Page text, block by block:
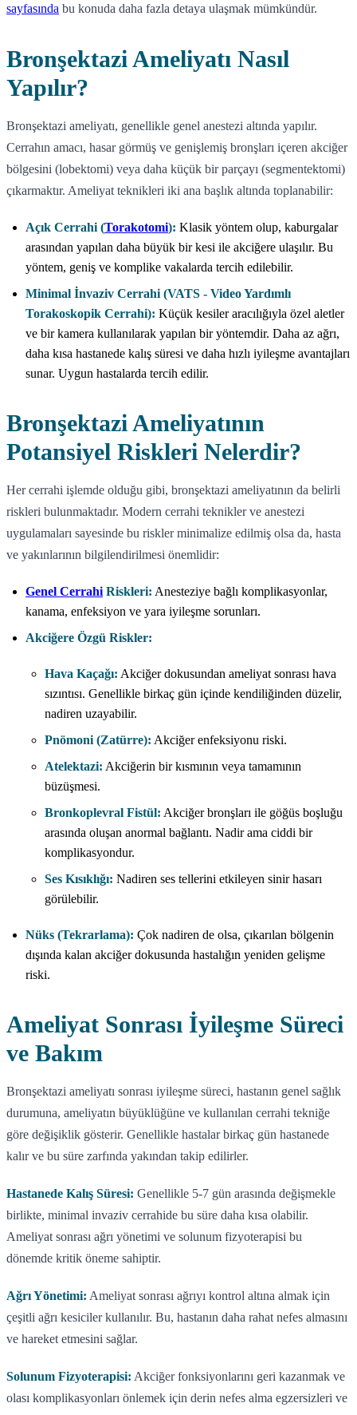
sayfasında bu konuda daha fazla detaya ulaşmak mümkündür.
Bronşektazi Ameliyatı Nasıl
Yapılır?
Bronşektazi ameliyatı, genellikle genel anestezi altında yapılır.
Cerrahın amacı, hasar görmüş ve genişlemiş bronşları içeren akciğer
bölgesini (lobektomi) veya daha küçük bir parçayı (segmentektomi)
çıkarmaktır. Ameliyat teknikleri iki ana başlık altında toplanabilir:
Açık Cerrahi (Torakotomi): Klasik yöntem olup, kaburgalar
arasından yapılan daha büyük bir kesi ile akciğere ulaşılır. Bu
yöntem, geniş ve komplike vakalarda tercih edilebilir.
Minimal İnvaziv Cerrahi (VATS - Video Yardımlı
Torakoskopik Cerrahi): Küçük kesiler aracılığıyla özel aletler
ve bir kamera kullanılarak yapılan bir yöntemdir. Daha az ağrı,
daha kısa hastanede kalış süresi ve daha hızlı iyileşme avantajları
sunar. Uygun hastalarda tercih edilir.
Bronşektazi Ameliyatının
Potansiyel Riskleri Nelerdir?
Her cerrahi işlemde olduğu gibi, bronşektazi ameliyatının da belirli
riskleri bulunmaktadır. Modern cerrahi teknikler ve anestezi
uygulamaları sayesinde bu riskler minimalize edilmiş olsa da, hasta
ve yakınlarının bilgilendirilmesi önemlidir:
Genel Cerrahi Riskleri: Anesteziye bağlı komplikasyonlar,
kanama, enfeksiyon ve yara iyileşme sorunları.
Akciğere Özgü Riskler:
Hava Kaçağı: Akciğer dokusundan ameliyat sonrası hava
sızıntısı. Genellikle birkaç gün içinde kendiliğinden düzelir,
nadiren uzayabilir.
Pnömoni (Zatürre): Akciğer enfeksiyonu riski.
Atelektazi: Akciğerin bir kısmının veya tamamının
büzüşmesi.
Bronkoplevral Fistül: Akciğer bronşları ile göğüs boşluğu
arasında oluşan anormal bağlantı. Nadir ama ciddi bir
komplikasyondur.
Ses Kısıklığı: Nadiren ses tellerini etkileyen sinir hasarı
görülebilir.
Nüks (Tekrarlama): Çok nadiren de olsa, çıkarılan bölgenin
dışında kalan akciğer dokusunda hastalığın yeniden gelişme
riski.
Ameliyat Sonrası İyileşme Süreci
ve Bakım
Bronşektazi ameliyatı sonrası iyileşme süreci, hastanın genel sağlık
durumuna, ameliyatın büyüklüğüne ve kullanılan cerrahi tekniğe
göre değişiklik gösterir. Genellikle hastalar birkaç gün hastanede
kalır ve bu süre zarfında yakından takip edilirler.
Hastanede Kalış Süresi: Genellikle 5-7 gün arasında değişmekle
birlikte, minimal invaziv cerrahide bu süre daha kısa olabilir.
Ameliyat sonrası ağrı yönetimi ve solunum fizyoterapisi bu
dönemde kritik öneme sahiptir.
Ağrı Yönetimi: Ameliyat sonrası ağrıyı kontrol altına almak için
çeşitli ağrı kesiciler kullanılır. Bu, hastanın daha rahat nefes almasını
ve hareket etmesini sağlar.
Solunum Fizyoterapisi: Akciğer fonksiyonlarını geri kazanmak ve
olası komplikasyonları önlemek için derin nefes alma egzersizleri ve